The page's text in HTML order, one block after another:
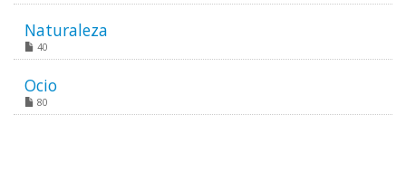
Naturaleza
40
Ocio
80